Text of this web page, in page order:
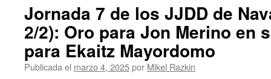
Jornada 7 de los JJDD de
2/2): Oro para Jon Merino en
para Ekaitz Mayordomo
Publicada el marzo 4, 2025por Mikel Razkin